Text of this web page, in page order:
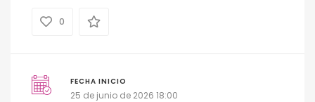
0
FECHA INICIO
25 de junio de 2026 18:00